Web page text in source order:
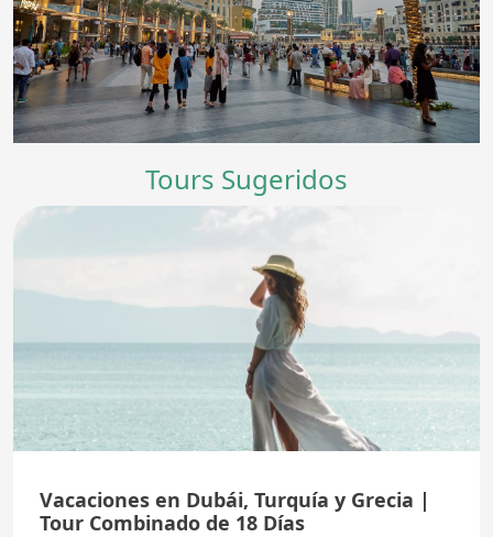
Tours Sugeridos
Vacaciones en Dubái, Turquía y Grecia |
Tour Combinado de 18 Días